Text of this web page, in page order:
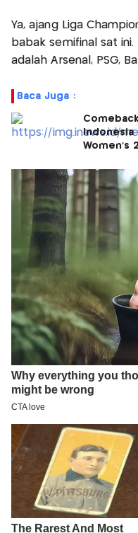
Ya, ajang Liga
babak semifinal sat
adalah Arsenal, PSG,
Baca Juga :
Indonesia
Women's